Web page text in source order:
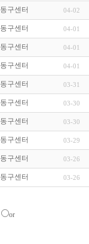
동구센터 04-02
동구센터 04-01
동구센터 04-01
동구센터 04-01
동구센터 03-31
동구센터 03-30
동구센터 03-30
동구센터 03-29
동구센터 03-26
동구센터 03-26
or